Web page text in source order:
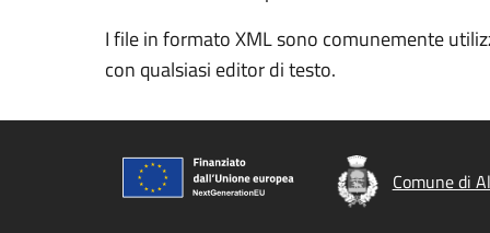
I file in formato XML sono comunemente
con qualsiasi editor di testo.
Comune di